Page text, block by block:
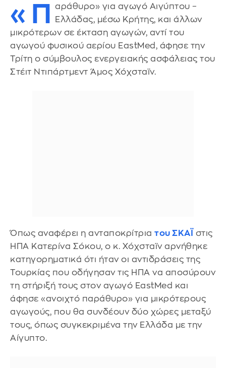
«Π
αράθυρο» για αγωγό Αιγύπτου –
Ελλάδας, μέσω Κρήτης, και άλλων
μικρότερων σε έκταση αγωγών, αντί του
αγωγού φυσικού αερίου EastMed, άφησε την
Τρίτη ο σύμβουλος ενεργειακής ασφάλειας του
Στέιτ Ντιπάρτμεντ Άμος Χόχσταϊν.
Όπως αναφέρει η ανταποκρίτρια του ΣΚΑΪ
στις
ΗΠΑ Κατερίνα Σόκου, ο κ. Χόχσταϊν αρνήθηκε
κατηγορηματικά ότι ήταν οι αντιδράσεις της
Τουρκίας που οδήγησαν τις ΗΠΑ να αποσύρουν
τη στήριξή τους στον αγωγό EastMed και
άφησε «ανοιχτό παράθυρο» για μικρότερους
αγωγούς, που θα συνδέουν δύο χώρες μεταξύ
τους, όπως συγκεκριμένα την Ελλάδα με την
Αίγυπτο.